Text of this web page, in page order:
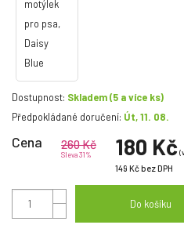
Dostupnost: Skladem(5 a více ks)
Předpokládané doručení: Út, 11. 08.
Cena 260 Kč 180 Kč
Sleva 31%
149 Kčbez DPH
Do košíku